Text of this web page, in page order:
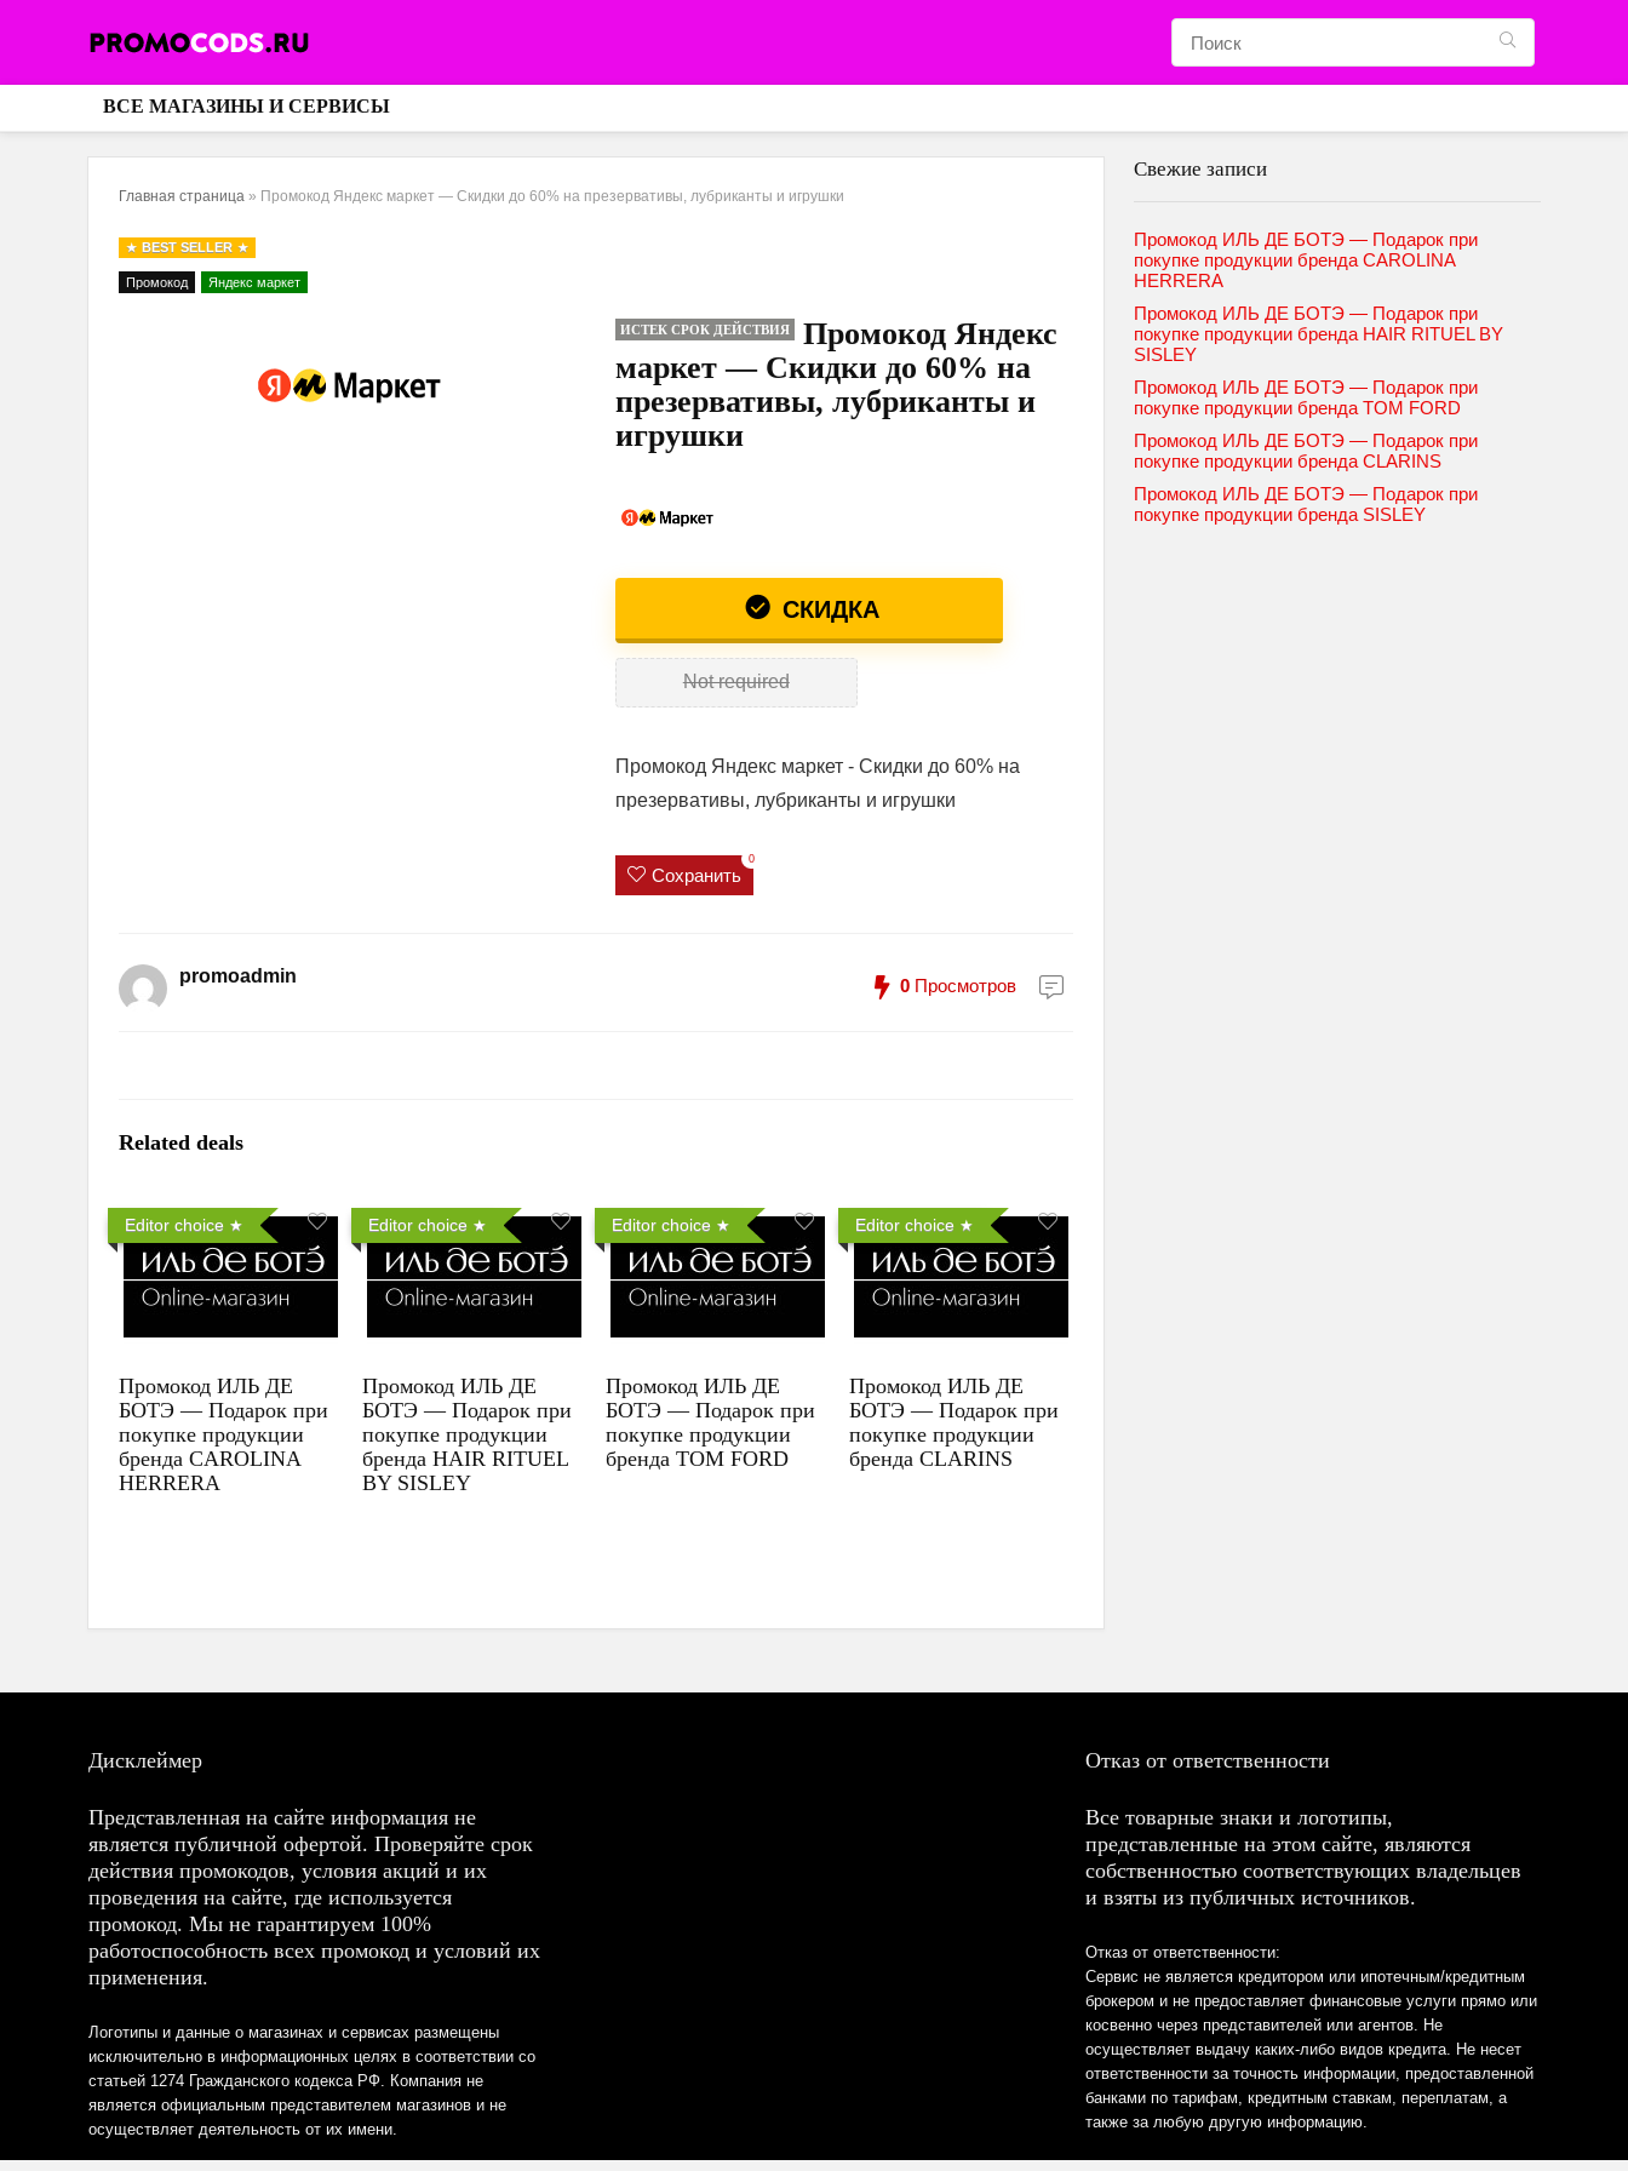
ВСЕ МАГАЗИНЫ И СЕРВИСЫ
Главная страница » Промокод Яндекс маркет — Скидки до 60% на презервативы, лубриканты и игрушки
BEST SELLER
Промокод Яндекс маркет
ИСТЕК СРОК ДЕЙСТВИЯ
Промокод Яндекс
маркет — Скидки до 60% на
презервативы, лубриканты и
игрушки
СКИДКА
Not required
Промокод Яндекс маркет - Скидки до 60% на
презервативы, лубриканты и игрушки
Сохранить
0
promoadmin 0 Просмотров
Related deals
Editor choice
Промокод ИЛЬ ДЕ
БОТЭ — Подарок при
покупке продукции
бренда CAROLINA
HERRERA
Editor choice
Промокод ИЛЬ ДЕ
БОТЭ — Подарок при
покупке продукции
бренда HAIR RITUEL
BY SISLEY
Editor choice
Промокод ИЛЬ ДЕ
БОТЭ — Подарок при
покупке продукции
бренда TOM FORD
Editor choice
Промокод ИЛЬ ДЕ
БОТЭ — Подарок при
покупке продукции
бренда CLARINS
Свежие записи
Промокод ИЛЬ ДЕ БОТЭ — Подарок при
покупке продукции бренда CAROLINA
HERRERA
Промокод ИЛЬ ДЕ БОТЭ — Подарок при
покупке продукции бренда HAIR RITUEL BY
SISLEY
Промокод ИЛЬ ДЕ БОТЭ — Подарок при
покупке продукции бренда TOM FORD
Промокод ИЛЬ ДЕ БОТЭ — Подарок при
покупке продукции бренда CLARINS
Промокод ИЛЬ ДЕ БОТЭ — Подарок при
покупке продукции бренда SISLEY
Дисклеймер
Представленная на сайте информация не
является публичной офертой. Проверяйте срок
действия промокодов, условия акций и их
проведения на сайте, где используется
промокод. Мы не гарантируем 100%
работоспособность всех промокод и условий их
применения.
Логотипы и данные о магазинах и сервисах размещены
исключительно в информационных целях в соответствии со
статьей 1274 Гражданского кодекса РФ. Компания не
является официальным представителем магазинов и не
осуществляет деятельность от их имени.
Отказ от ответственности
Все товарные знаки и логотипы,
представленные на этом сайте, являются
собственностью соответствующих владельцев
и взяты из публичных источников.
Отказ от ответственности:
Сервис не является кредитором или ипотечным/кредитным
брокером и не предоставляет финансовые услуги прямо или
косвенно через представителей или агентов. Не
осуществляет выдачу каких-либо видов кредита. Не несет
ответственности за точность информации, предоставленной
банками по тарифам, кредитным ставкам, переплатам, а
также за любую другую информацию.